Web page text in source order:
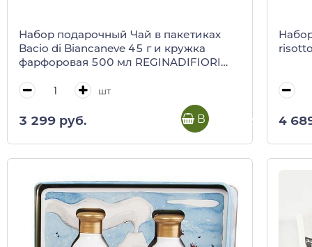
Набор подарочный Чай в пакетиках
Bacio di Biancaneve 45 г и кружка
фарфоровая 500 мл REGINADIFIORI
шт
3 299 руб. В корзину 4